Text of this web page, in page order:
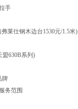
手‌
莱仕钢木边台1530元/1.5米)
盟630B系列)‌
牌
务范围